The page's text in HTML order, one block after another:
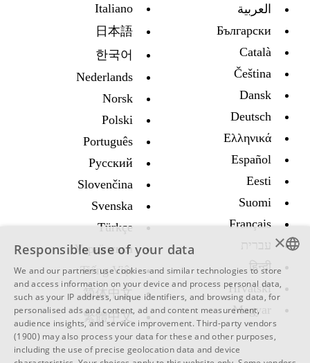
العربية
Български
Català
Čeština
Dansk
Deutsch
Ελληνικά
Español
Eesti
Suomi
Français
עברית
हिन्दी
Hrvatski
Magyar
Italiano
日本語
한국어
Nederlands
Norsk
Polski
Português
Русский
Slovenčina
Svenska
Türkçe
Украïнська
Tiếng Việt
简体中文
繁體中文
ENGLISH
SWEDISH
SPANISH
CATALAN
×
Responsible use of your data
We and our partners use cookies and similar technologies to store
and access information on your device and process personal data,
such as your IP address, unique identifiers, and browsing data, for
personalised ads and content, ad and content measurement,
audience insights, and service improvement.Third-party vendors
(1900) may also process your data for these and other purposes,
including the use of precise geolocation data and device